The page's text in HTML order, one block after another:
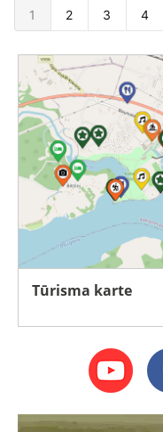
1 2 3 4
Tūrisma karte